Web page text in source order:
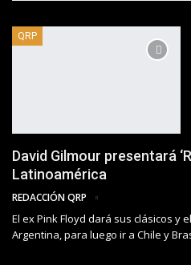
QRP
David Gilmour presentará
Latinoamérica
REDACCIÓN QRP
El ex Pink Floyd dará sus clásicos y
Argentina, para luego ir a Chile y